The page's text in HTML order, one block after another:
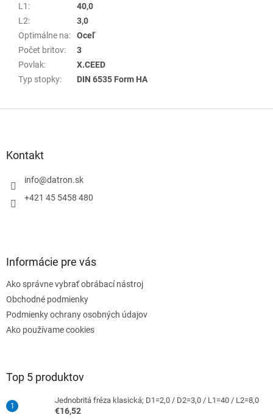
L1 :
40,0
L2:
3,0
Optimálne na:
Oceľ
Počet britov:
3
Povlak:
X.CEED
Typ stopky: DIN 6535 Form HA
Kontakt
info@datron.sk
+421 45 5458 480
Informácie pre vás
Ako správne vybrať obrábací nástroj
Obchodné podmienky
Podmienky ochrany osobných údajov
Ako používame cookies
Top 5 produktov
Jednobritá fréza klasická; D1=2,0 / D2=3,0 / L1=40 / L2=8,0
€16,52